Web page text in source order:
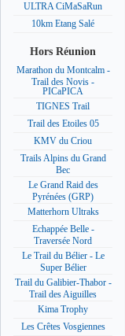
ULTRA CiMaSaRun
10km Etang Salé
Hors Réunion
Marathon du Montcalm -
Trail des Novis -
PICaPICA
TIGNES Trail
Trail des Etoiles 05
KMV du Criou
Trails Alpins du Grand
Bec
Le Grand Raid des
Pyrénées (GRP)
Matterhorn Ultraks
Echappée Belle -
Traversée Nord
Le Trail du Bélier - Le
Super Bélier
Trail du Galibier-Thabor -
Trail des Aiguilles
Kima Trophy
Les Crêtes Vosgiennes